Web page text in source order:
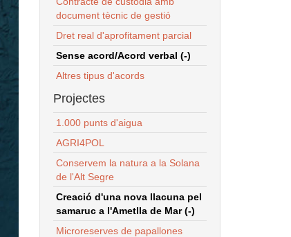
document tècnic de gestió
Dret real d'aprofitament parcial
Sense acord/Acord verbal (-)
Altres tipus d'acords
Projectes
1.000 punts d'aigua
AGRI4POL
Conservem la natura a la Solana
de l'Alt Segre
Creació d'una nova llacuna pel
samaruc a l'Ametlla de Mar (-)
Microreserves de papallones